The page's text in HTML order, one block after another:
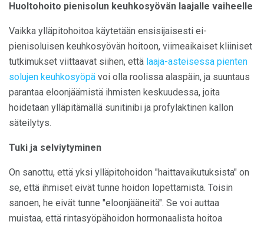
Huoltohoito pienisolun keuhkosyövän laajalle vaiheelle
Vaikka ylläpitohoitoa käytetään ensisijaisesti ei-
pienisoluisen keuhkosyövän hoitoon, viimeaikaiset kliiniset
tutkimukset viittaavat siihen, että laaja-asteisessa pienten
solujen keuhkosyöpä voi olla roolissa alaspäin, ja suuntaus
parantaa eloonjäämistä ihmisten keskuudessa, joita
hoidetaan ylläpitämällä sunitinibi ja profylaktinen kallon
säteilytys.
Tuki ja selviytyminen
On sanottu, että yksi ylläpitohoidon "haittavaikutuksista" on
se, että ihmiset eivät tunne hoidon lopettamista. Toisin
sanoen, he eivät tunne "eloonjääneitä". Se voi auttaa
muistaa, että rintasyöpähoidon hormonaalista hoitoa